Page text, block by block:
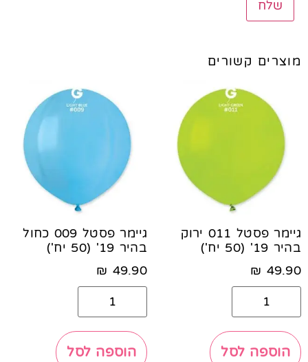
מוצרים קשורים
גיימר פסטל 011 ירוק
בהיר 19' (50 יח')
49.90
₪
הוספה לסל
גיימר פסטל 009 כחול
בהיר 19' (50 יח')
49.90
₪
הוספה לסל